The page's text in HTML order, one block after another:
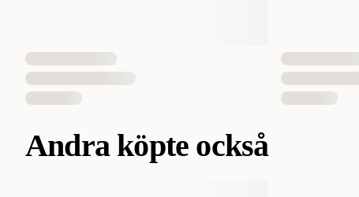
Andra köpte också